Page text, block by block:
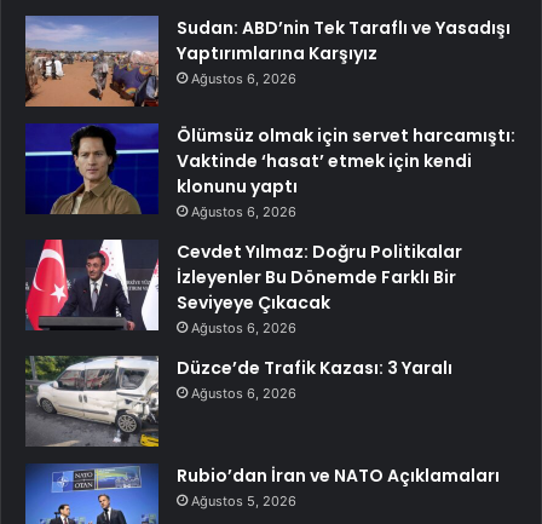
Sudan: ABD’nin Tek Taraflı ve Yasadışı
Yaptırımlarına Karşıyız
Ağustos 6, 2026
Ölümsüz olmak için servet harcamıştı:
Vaktinde ‘hasat’ etmek için kendi
klonunu yaptı
Ağustos 6, 2026
Cevdet Yılmaz: Doğru Politikalar
İzleyenler Bu Dönemde Farklı Bir
Seviyeye Çıkacak
Ağustos 6, 2026
Düzce’de Trafik Kazası: 3 Yaralı
Ağustos 6, 2026
Rubio’dan İran ve NATO Açıklamaları
Ağustos 5, 2026